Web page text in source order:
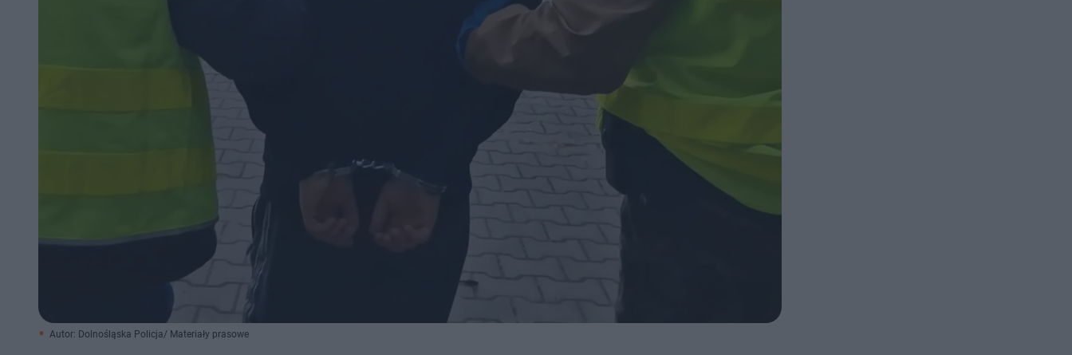
Autor: Dolnośląska Policja/ Materiały prasowe